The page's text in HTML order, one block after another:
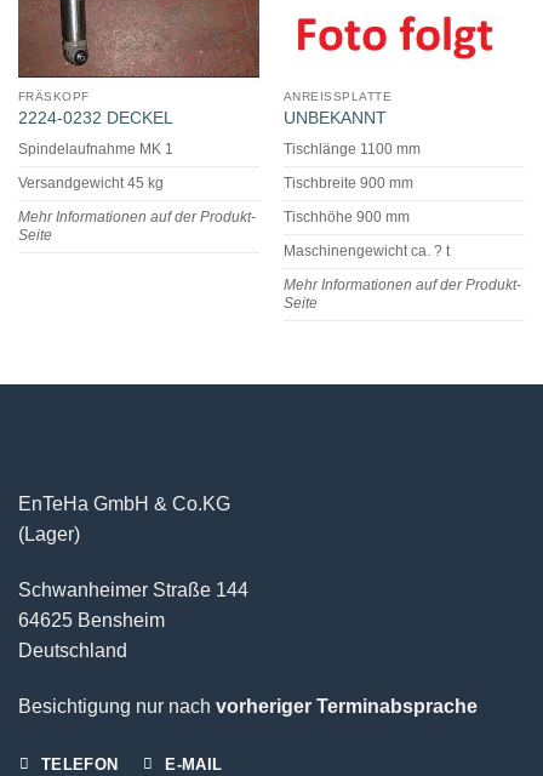
FRÄSKOPF
2224-0232 DECKEL
Spindelaufnahme MK 1
Versandgewicht 45 kg
Mehr Informationen auf der Produkt-
Seite
ANREISSPLATTE
UNBEKANNT
Tischlänge 1100 mm
Tischbreite 900 mm
Tischhöhe 900 mm
Maschinengewicht ca. ? t
Mehr Informationen auf der Produkt-
Seite
EnTeHa GmbH & Co.KG
(Lager)
Schwanheimer Straße 144
64625 Bensheim
Deutschland
Besichtigung nur nach vorheriger Terminabsprache
TELEFON E-MAIL